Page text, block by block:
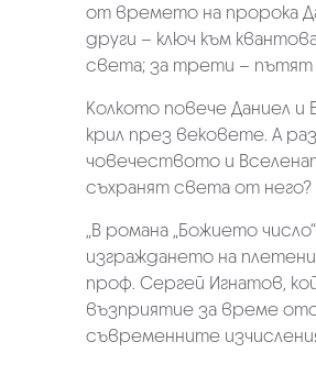
от времето на пророка
други – ключ към
света; за трети –
Колкото повече Даниел и
крил през вековете. А
човечеството и
съхранят света от него?
„В романа „Божието
изграждането на
проф. Сергей Игнатов,
възприятие за време
съвременните